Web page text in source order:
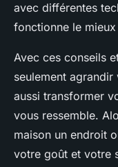
avec différentes
fonctionne le
Avec ces conseils
seulement
aussi transformer
vous ressemble.
maison un endroit
votre goût et votre